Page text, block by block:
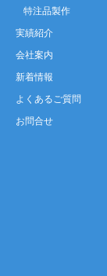
特注品製作
実績紹介
会社案内
新着情報
よくあるご質問
お問合せ